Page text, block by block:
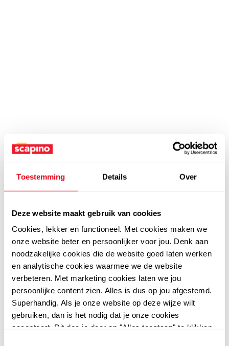
Toestemming Details Over
Deze website maakt gebruik van cookies
Cookies, lekker en functioneel. Met cookies maken we
onze website beter en persoonlijker voor jou. Denk aan
noodzakelijke cookies die de website goed laten werken
en analytische cookies waarmee we de website
verbeteren. Met marketing cookies laten we jou
persoonlijke content zien. Alles is dus op jou afgestemd.
Superhandig. Als je onze website op deze wijze wilt
gebruiken, dan is het nodig dat je onze cookies
accepteert. Dit doe je door op "Alles toestaan" te klikken.